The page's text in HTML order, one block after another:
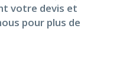
votre devis et
pour plus de